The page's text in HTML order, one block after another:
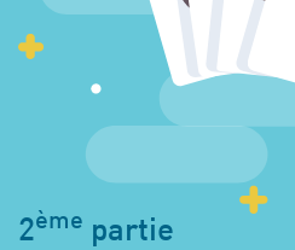
2ème partie